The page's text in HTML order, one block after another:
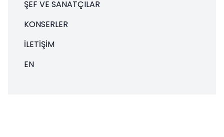
ŞEF VE SANATÇILAR
KONSERLER
İLETIŞIM
EN